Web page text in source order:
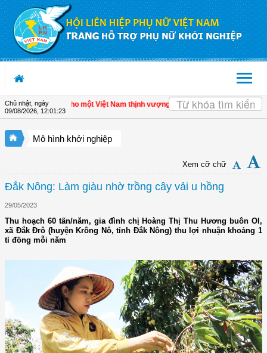
Truy cập nội dung luôn
Chủ nhật, ngày
09/08/2026 12:01:24
nhân - Đòn bẩy cho một Việt Nam thịnh vượng | Hội LHPN tỉnh Kiên Giang
Mô hình khởi nghiệp
Xem cỡ chữ
Đắk Nông: Làm giàu nhờ trồng cây vải u hồng
29/05/2023
Thu hoạch 60 tấn/năm, gia đình chị Hoàng Thị Thu Hương buôn Ol,
xã Đắk Đrô (huyện Krông Nô, tỉnh Đắk Nông) thu lợi nhuận khoảng 1
tỉ đồng mỗi năm